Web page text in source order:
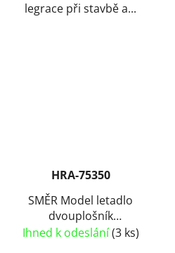
legrace při stavbě a...
HRA-75350
SMĚR Model letadlo
dvouplošník
Polikarpov Po-2 Kola
Ihned k odeslání(3 ks)